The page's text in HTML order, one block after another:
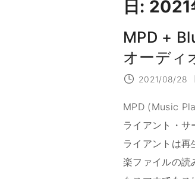
日: 2021
MPD +
オーディ
2021/08/28
MPD (Music
ライアント・サ
ライアントは再
楽ファイルの読